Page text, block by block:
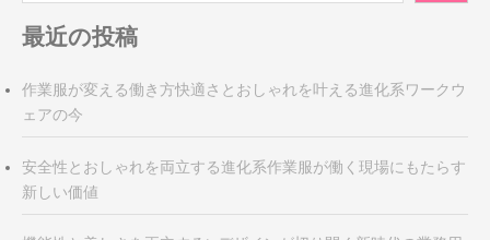
ョ
ン
最近の投稿
作業服が変える働き方快適さとおしゃれを叶える進化系ワークウ
ェアの今
安全性とおしゃれを両立する進化系作業服が働く現場にもたらす
新しい価値